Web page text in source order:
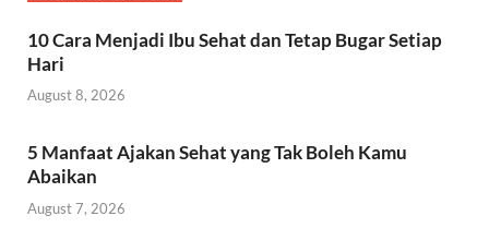
10 Cara Menjadi Ibu Sehat dan Tetap Bugar Setiap
Hari
August 8, 2026
5 Manfaat Ajakan Sehat yang Tak Boleh Kamu
Abaikan
August 7, 2026